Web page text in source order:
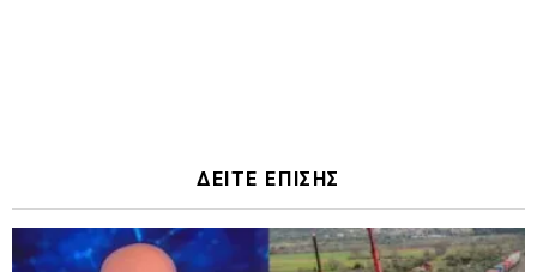
ΔΕΙΤΕ ΕΠΙΣΗΣ